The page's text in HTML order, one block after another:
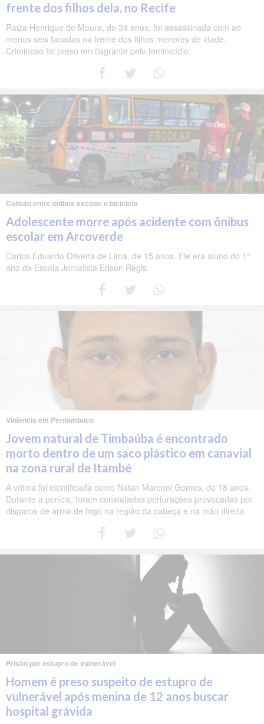
frente dos filhos dela, no Recife
Raiza Henrique de Moura, de 34 anos, foi assassinada com ao
menos seis facadas na frente dos filhos menores de idade.
Criminoso foi preso em flagrante pelo feminicídio.
Colisão entre ônibus escolar e bicicleta
Adolescente morre após acidente com ônibus
escolar em Arcoverde
Carlos Eduardo Oliveira de Lima, de 15 anos. Ele era aluno do 1°
ano da Escola Jornalista Edson Régis.
Violência em Pernambuco
Jovem natural de Timbaúba é encontrado
morto dentro de um saco plástico em canavial
na zona rural de Itambé
A vítima foi identificada como Natan Marconi Gomes, de 18 anos.
Durante a perícia, foram constatadas perfurações provocadas por
disparos de arma de fogo na região da cabeça e na mão direita.
Prisão por estupro de vulnerável
Homem é preso suspeito de estupro de
vulnerável após menina de 12 anos buscar
hospital grávida